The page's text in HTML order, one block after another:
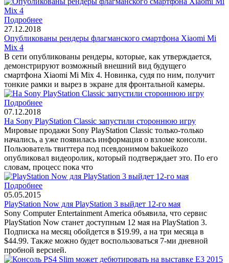
Подробнее
27.12.2018
Опубликованы рендеры флагманского смартфона Xiaomi Mi
Mix 4
В сети опубликованы рендеры, которые, как утверждается,
демонстрируют возможный внешний вид будущего
смартфона Xiaomi Mi Mix 4. Новинка, судя по ним, получит
тонкие рамки и вырез в экране для фронтальной камеры.
Подробнее
07.12.2018
На Sony PlayStation Classic запустили стороннюю игру
Мировые продажи Sony PlayStation Classic только-только
начались, а уже появилась информация о взломе консоли.
Пользователь твиттера под псевдонимом bakueikozo
опубликовал видеоролик, который подтверждает это. По его
словам, процесс пока что
Подробнее
05.05.2015
PlayStation Now для PlayStation 3 выйдет 12-го мая
Sony Computer Entertainment America объявила, что сервис
PlayStation Now станет доступным 12 мая на PlayStation 3.
Подписка на месяц обойдется в $19.99, а на три месяца в
$44.99. Также можно будет воспользоваться 7-ми дневной
пробной версией.